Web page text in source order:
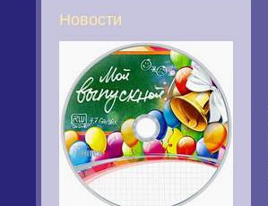
Новости